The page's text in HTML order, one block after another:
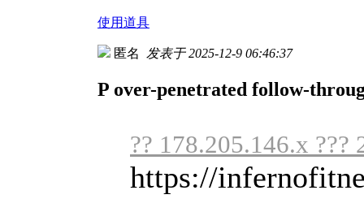
使用道具
匿名 发表于 2025-12-9 06:46:37
P over-penetrated follow-
?? 178.205.146.x ???
https://